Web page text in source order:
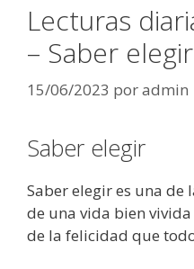
Lecturas
– Saber elegir
15/06/2023 poradmin
Saber elegir
Saber elegir es una de
de una vida bien
de la felicidad que